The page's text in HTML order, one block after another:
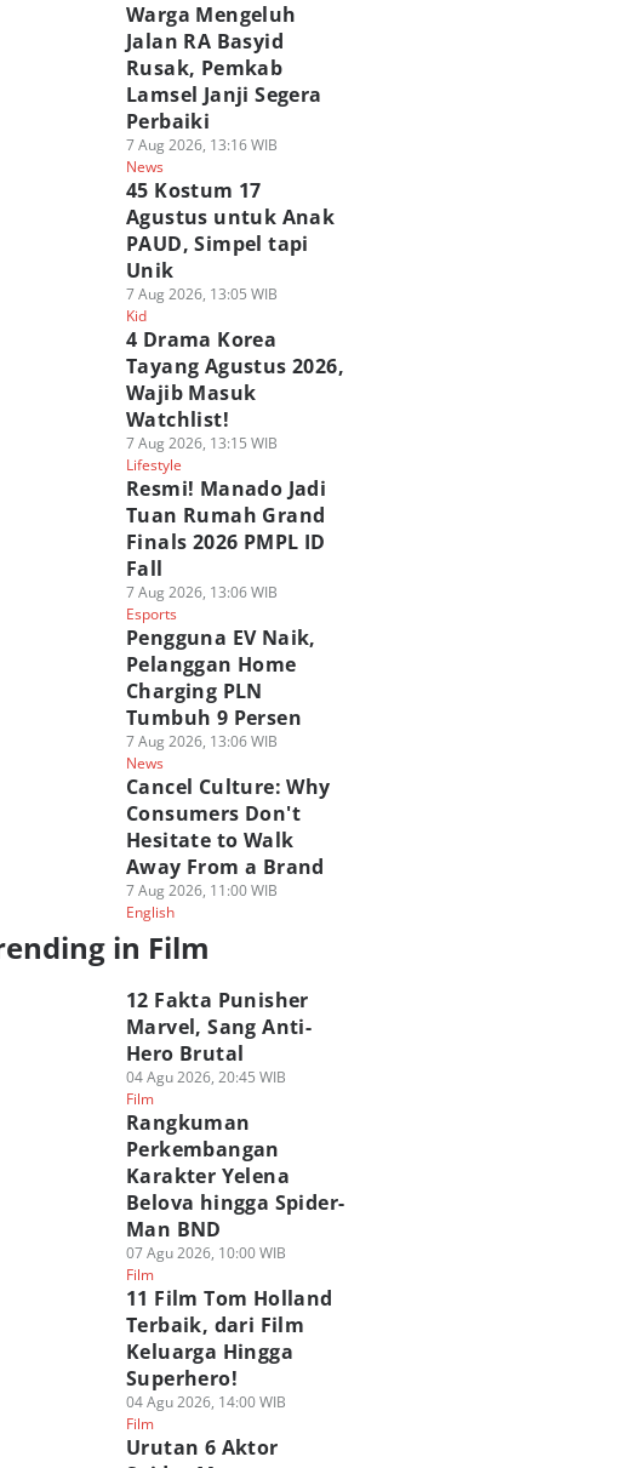
Warga Mengeluh
Jalan RA Basyid
Rusak, Pemkab
Lamsel Janji Segera
Perbaiki
7 Aug 2026, 13:16 WIB
News
45 Kostum 17
Agustus untuk Anak
PAUD, Simpel tapi
Unik
7 Aug 2026, 13:05 WIB
Kid
4 Drama Korea
Tayang Agustus 2026,
Wajib Masuk
Watchlist!
7 Aug 2026, 13:15 WIB
Lifestyle
Resmi! Manado Jadi
Tuan Rumah Grand
Finals 2026 PMPL ID
Fall
7 Aug 2026, 13:06 WIB
Esports
Pengguna EV Naik,
Pelanggan Home
Charging PLN
Tumbuh 9 Persen
7 Aug 2026, 13:06 WIB
News
Cancel Culture: Why
Consumers Don't
Hesitate to Walk
Away From a Brand
7 Aug 2026, 11:00 WIB
English
in Film
12 Fakta Punisher
Marvel, Sang Anti-
Hero Brutal
04 Agu 2026, 20:45 WIB
Film
Rangkuman
Perkembangan
Karakter Yelena
Belova hingga Spider-
Man BND
07 Agu 2026, 10:00 WIB
Film
11 Film Tom Holland
Terbaik, dari Film
Keluarga Hingga
Superhero!
04 Agu 2026, 14:00 WIB
Film
Urutan 6 Aktor